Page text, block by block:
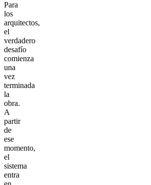
Para
los
arquitectos,
el
verdadero
desafío
comienza
una
vez
terminada
la
obra.
A
partir
de
ese
momento,
el
sistema
entra